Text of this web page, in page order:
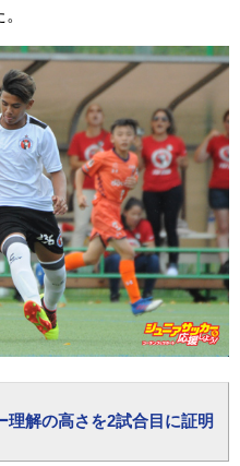
理解の高さを2試合目に証明